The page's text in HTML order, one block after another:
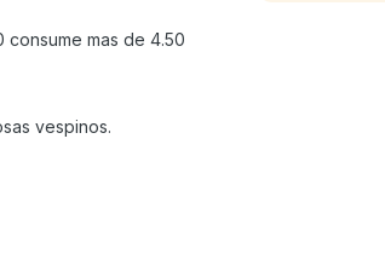
mas de 4.50
vespinos.